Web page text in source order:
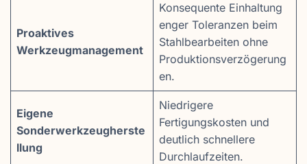
Proaktives
Werkzeugmanagement
Konsequente Einhaltung
enger Toleranzen beim
Stahlbearbeiten ohne
Produktionsverzögerung
en.
Eigene
Sonderwerkzeugherste
llung
Niedrigere
Fertigungskosten und
deutlich schnellere
Durchlaufzeiten.